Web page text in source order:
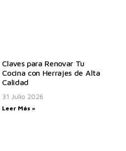
Claves para Renovar Tu
Cocina con Herrajes de Alta
Calidad
31 Julio 2026
Leer Más »